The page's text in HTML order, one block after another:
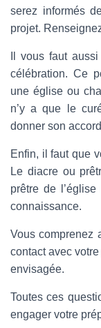
serez informés
projet.
Il vous faut
célébration. Ce
une église ou
n’y a que le
donner son
Enfin, il faut que
Le diacre ou
prêtre de
connaissance.
Vous comprenez
contact avec
envisagée.
Toutes ces
engager votre